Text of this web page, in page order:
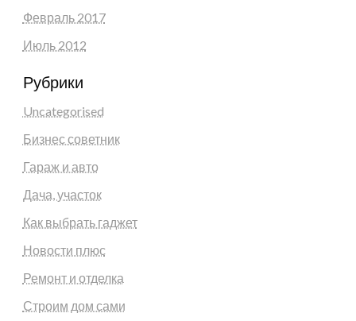
Февраль 2017
Июль 2012
Рубрики
Uncategorised
Бизнес советник
Гараж и авто
Дача, участок
Как выбрать гаджет
Новости плюс
Ремонт и отделка
Строим дом сами